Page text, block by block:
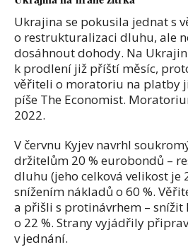
Ukrajina se pokusila jednat s
o restrukturalizaci dluhu, ale
dosáhnout dohody. Na
k prodlení již příští měsíc,
věřiteli o moratoriu na platby
píše The Economist.
2022.
V červnu Kyjev navrhl
držitelům 20 % eurobondů –
dluhu (jeho celková velikost je
snížením nákladů o 60 %.
a přišli s protinávrhem –
o 22 %. Strany vyjádřily
v jednání.